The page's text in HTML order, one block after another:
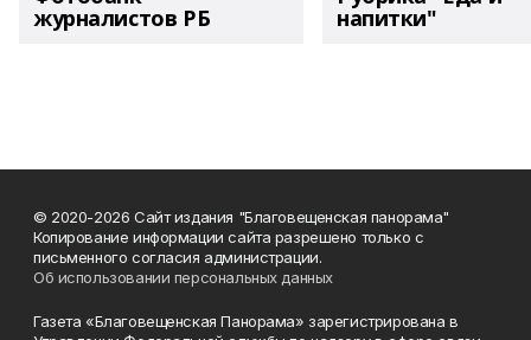
журналистов РБ напитки"
© 2020-2026 Сайт издания "Благовещенская панорама"
Копирование информации сайта разрешено только с
письменного согласия администрации.
Об использовании персональных данных
Газета «Благовещенская Панорама» зарегистрирована в